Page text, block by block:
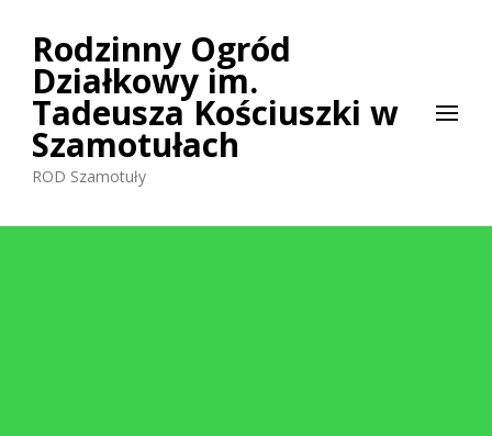
Rodzinny Ogród
Działkowy im.
Tadeusza Kościuszki w
Szamotułach
ROD Szamotuły